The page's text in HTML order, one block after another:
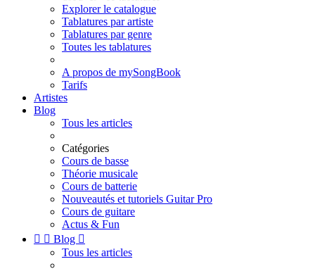
Explorer le catalogue
Tablatures par artiste
Tablatures par genre
Toutes les tablatures
A propos de mySongBook
Tarifs
Artistes
Blog
Tous les articles
Catégories
Cours de basse
Théorie musicale
Cours de batterie
Nouveautés et tutoriels Guitar Pro
Cours de guitare
Actus & Fun
  Blog 
Tous les articles